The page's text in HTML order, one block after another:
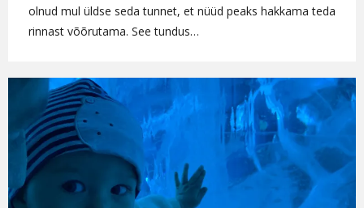
olnud mul üldse seda tunnet, et nüüd peaks hakkama teda
rinnast võõrutama. See tundus…